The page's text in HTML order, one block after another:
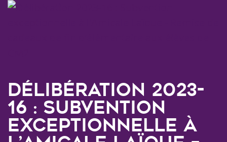
Délibération 2023-
16 : Subvention
exceptionnelle à